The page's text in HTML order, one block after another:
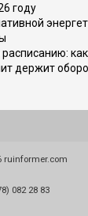
году
как
держит
ruinformer.com
082 28 83